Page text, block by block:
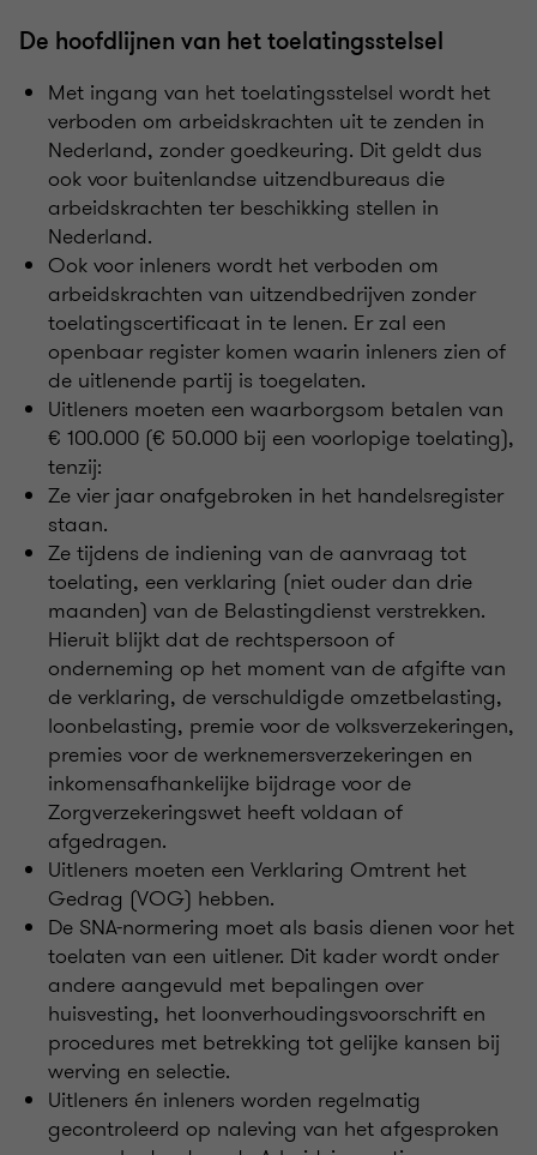
De hoofdlijnen van het toelatingsstelsel
Met ingang van het toelatingsstelsel wordt het
verboden om arbeidskrachten uit te zenden in
Nederland, zonder goedkeuring. Dit geldt dus
ook voor buitenlandse uitzendbureaus die
arbeidskrachten ter beschikking stellen in
Nederland.
Ook voor inleners wordt het verboden om
arbeidskrachten van uitzendbedrijven zonder
toelatingscertificaat in te lenen. Er zal een
openbaar register komen waarin inleners zien of
de uitlenende partij is toegelaten.
Uitleners moeten een waarborgsom betalen van
€ 100.000 (€ 50.000 bij een voorlopige toelating),
tenzij:
Ze vier jaar onafgebroken in het handelsregister
staan.
Ze tijdens de indiening van de aanvraag tot
toelating, een verklaring (niet ouder dan drie
maanden) van de Belastingdienst verstrekken.
Hieruit blijkt dat de rechtspersoon of
onderneming op het moment van de afgifte van
de verklaring, de verschuldigde omzetbelasting,
loonbelasting, premie voor de volksverzekeringen,
premies voor de werknemersverzekeringen en
inkomensafhankelijke bijdrage voor de
Zorgverzekeringswet heeft voldaan of
afgedragen.
Uitleners moeten een Verklaring Omtrent het
Gedrag (VOG) hebben.
De SNA-normering moet als basis dienen voor het
toelaten van een uitlener. Dit kader wordt onder
andere aangevuld met bepalingen over
huisvesting, het loonverhoudingsvoorschrift en
procedures met betrekking tot gelijke kansen bij
werving en selectie.
Uitleners én inleners worden regelmatig
gecontroleerd op naleving van het afgesproken